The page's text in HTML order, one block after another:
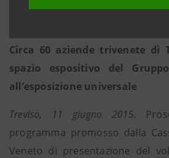
Testimonianza dell’azienda
Circa 60 aziende trivenete di
spazio espositivo del
all’esposizione universale
Treviso, 11 giugno 2015.
programma promosso dalla
Veneto di presentazione del